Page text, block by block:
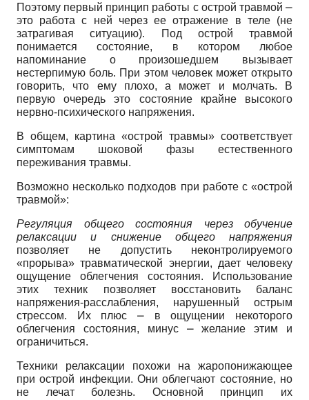
Поэтому первый принцип работы с острой травмой ⎼
это работа с ней через ее отражение в теле (не
затрагивая ситуацию). Под острой травмой
понимается состояние, в котором любое
напоминание о произошедшем вызывает
нестерпимую боль. При этом человек может открыто
говорить, что ему плохо, а может и молчать. В
первую очередь это состояние крайне высокого
нервно-психического напряжения.
В общем, картина «острой травмы» соответствует
симптомам шоковой фазы естественного
переживания травмы.
Возможно несколько подходов при работе с «острой
травмой»:
Регуляция общего состояния через обучение
релаксации и снижение общего напряжения
позволяет не допустить неконтролируемого
«прорыва» травматической энергии, дает человеку
ощущение облегчения состояния. Использование
этих техник позволяет восстановить баланс
напряжения-расслабления, нарушенный острым
стрессом. Их плюс ⎼ в ощущении некоторого
облегчения состояния, минус ⎼ желание этим и
ограничиться.
Техники релаксации похожи на жаропонижающее
при острой инфекции. Они облегчают состояние, но
не лечат болезнь. Основной принцип их